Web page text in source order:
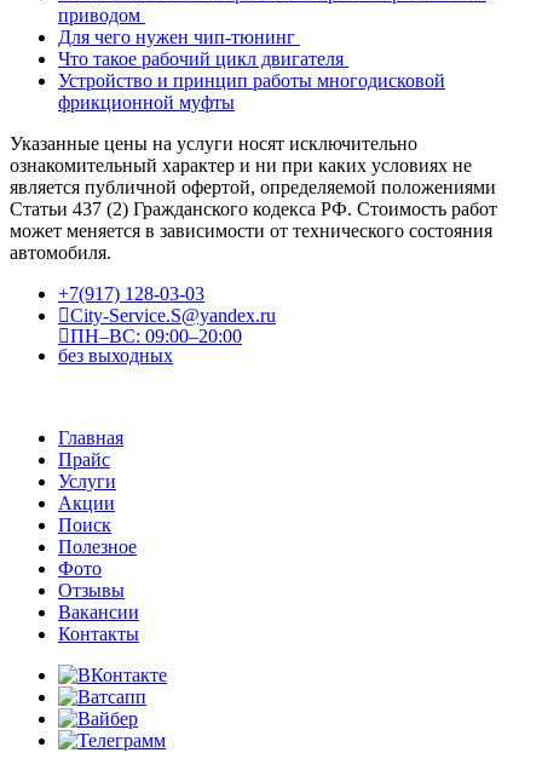
приводом
Для чего нужен чип-тюнинг
Что такое рабочий цикл двигателя
Устройство и принцип работы многодисковой
фрикционной муфты
Указанные цены на услуги носят исключительно
ознакомительный характер и ни при каких условиях не
является публичной офертой, определяемой положениями
Статьи 437 (2) Гражданского кодекса РФ. Стоимость работ
может меняется в зависимости от технического состояния
автомобиля.
+7(917) 128-03-03
City-Service.S@yandex.ru
ПН–ВС: 09:00–20:00
без выходных
Главная
Прайс
Услуги
Акции
Поиск
Полезное
Фото
Отзывы
Вакансии
Контакты